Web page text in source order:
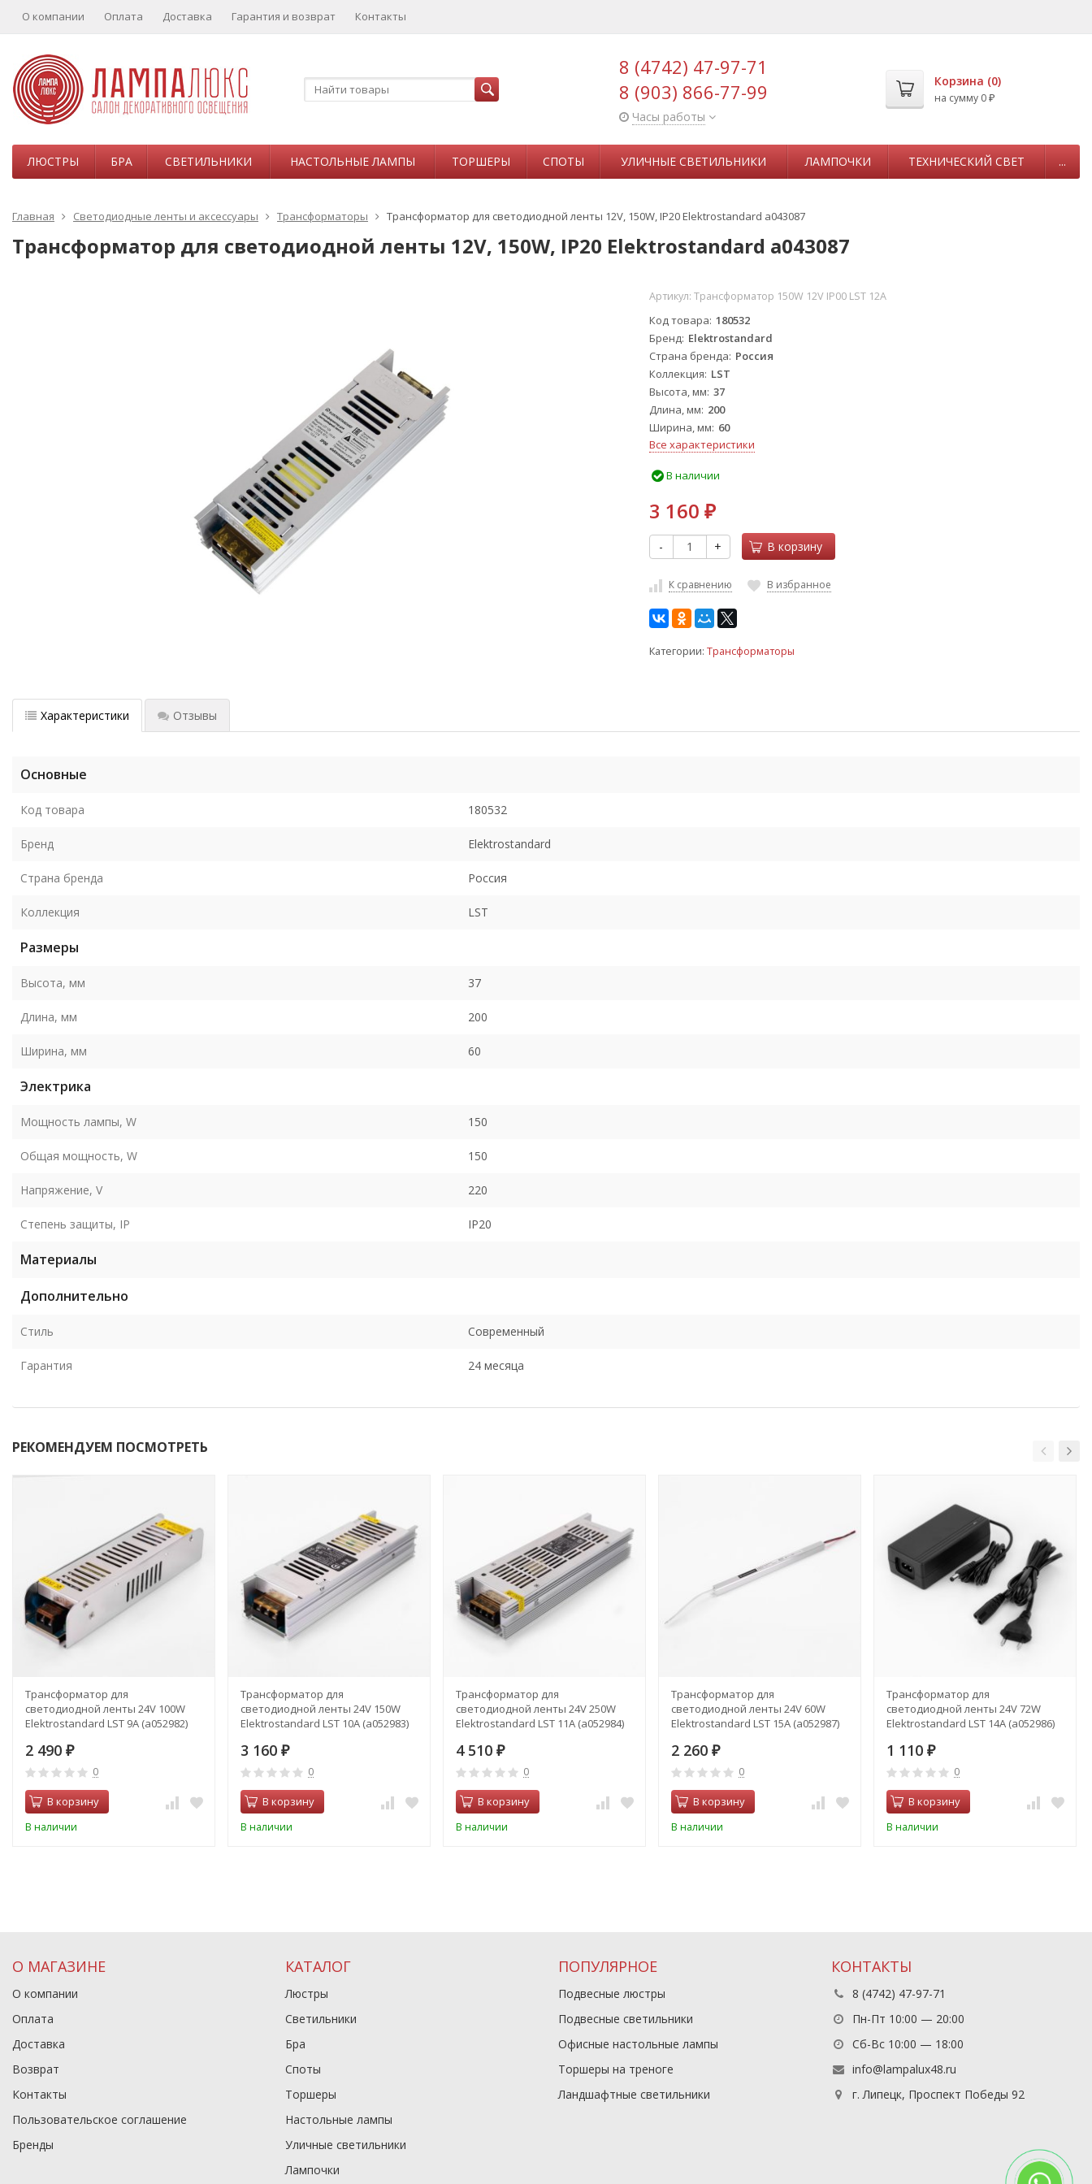
О компании Оплата Доставка Гарантия и возврат Контакты
8 (4742) 47-97-71
8 (903) 866-77-99
Часы работы
Корзина (0)
на сумму 0 ₽
ЛЮСТРЫ БРА СВЕТИЛЬНИКИ НАСТОЛЬНЫЕ ЛАМПЫ ТОРШЕРЫ СПОТЫ УЛИЧНЫЕ СВЕТИЛЬНИКИ ЛАМПОЧКИ ТЕХНИЧЕСКИЙ СВЕТ ...
Главная Светодиодные ленты и аксессуары Трансформаторы Трансформатор для светодиодной ленты 12V, 150W, IP20 Elektrostandard a043087
Трансформатор для светодиодной ленты 12V, 150W, IP20 Elektrostandard a043087
Артикул: Трансформатор 150W 12V IP00 LST 12A
Код товара 180532
Бренд Elektrostandard
Страна бренда Россия
Коллекция LST
Высота, мм 37
Длина, мм 200
Ширина, мм 60
Все характеристики
В наличии
3 160 ₽
- + В корзину
К сравнению В избранное
Категории: Трансформаторы
Характеристики Отзывы
Основные
Код товара 180532
Бренд Elektrostandard
Страна бренда Россия
Коллекция LST
Размеры
Высота, мм 37
Длина, мм 200
Ширина, мм 60
Электрика
Мощность лампы, W 150
Общая мощность, W 150
Напряжение, V 220
Степень защиты, IP IP20
Материалы
Дополнительно
Стиль Современный
Гарантия 24 месяца
РЕКОМЕНДУЕМ ПОСМОТРЕТЬ
Трансформатор для
светодиодной ленты 24V 100W
Elektrostandard LST 9A (a052982)
2 490 ₽
0
В корзину
В наличии
Трансформатор для
светодиодной ленты 24V 150W
Elektrostandard LST 10A (a052983)
3 160 ₽
0
В корзину
В наличии
Трансформатор для
светодиодной ленты 24V 250W
Elektrostandard LST 11A (a052984)
4 510 ₽
0
В корзину
В наличии
Трансформатор для
светодиодной ленты 24V 60W
Elektrostandard LST 15A (a052987)
2 260 ₽
0
В корзину
В наличии
Трансформатор для
светодиодной ленты 24V 72W
Elektrostandard LST 14A (a052986)
1 110 ₽
0
В корзину
В наличии
О МАГАЗИНЕ
О компании
Оплата
Доставка
Возврат
Контакты
Пользовательское соглашение
Бренды
КАТАЛОГ
Люстры
Светильники
Бра
Споты
Торшеры
Настольные лампы
Уличные светильники
Лампочки
ПОПУЛЯРНОЕ
Подвесные люстры
Подвесные светильники
Офисные настольные лампы
Торшеры на треноге
Ландшафтные светильники
КОНТАКТЫ
8 (4742) 47-97-71
Пн-Пт 10:00 — 20:00
Сб-Вс 10:00 — 18:00
info@lampalux48.ru
г. Липецк, Проспект Победы 92